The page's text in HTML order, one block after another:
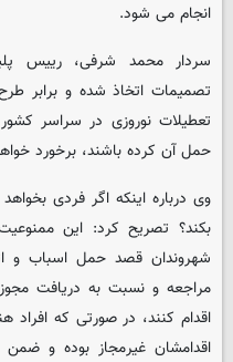
انجام می شود.
سردار محمد شرفی، رییس
تصمیمات اتخاذ شده و برابر
تعطیلات نوروزی در سراسر
حمل آن کرده باشند، برخورد
وی درباره اینکه اگر فردی
بکند؟ تصریح کرد: این
شهروندان قصد حمل اسباب و
مراجعه و نسبت به دریافت
اقدام کنند، در صورتی که
اقدامشان غیرمجاز بوده و ضمن